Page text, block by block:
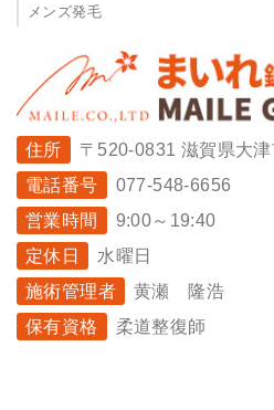
メンズ発毛
住所
〒520-0831 滋賀県大
電話番号
077-548-6656
営業時間
9:00～19:40
定休日
水曜日
施術管理者
黄瀬 隆浩
保有資格
柔道整復師